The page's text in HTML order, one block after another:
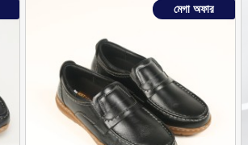
মেগা অফার